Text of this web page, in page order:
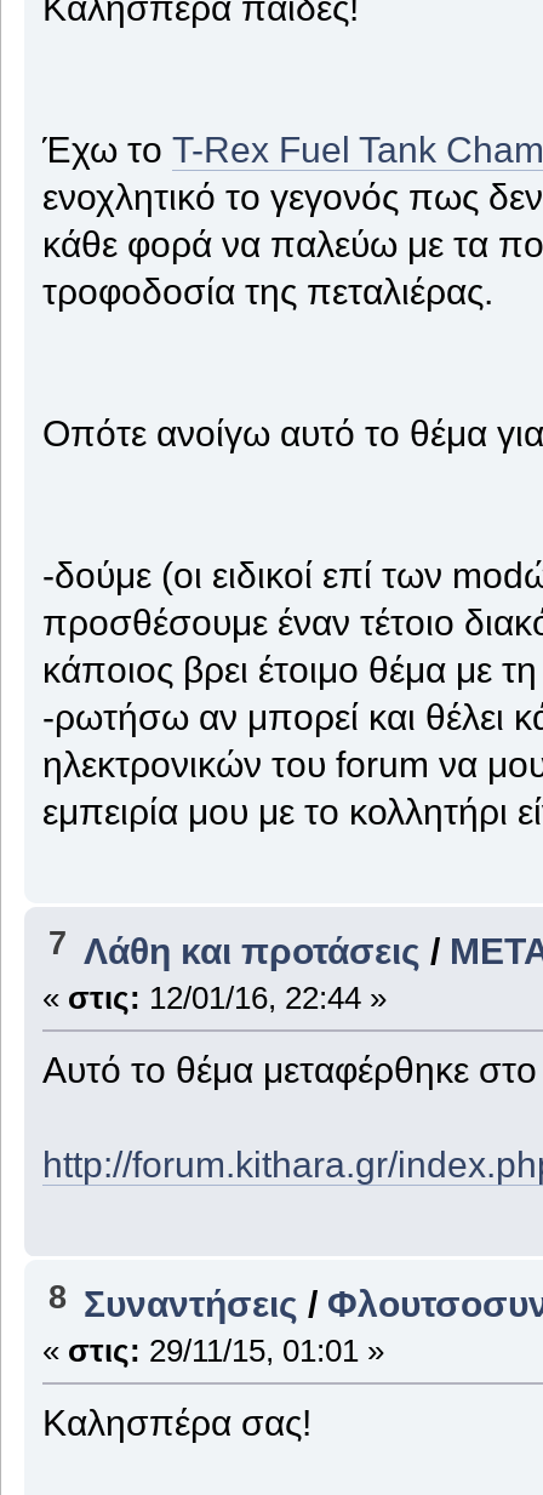
Έχω το T-Rex Fuel Tank
ενοχλητικό το γεγονός πως
κάθε φορά να παλεύω με τα
τροφοδοσία της πεταλιέρας.
Οπότε ανοίγω αυτό το θέμα
-δούμε (οι ειδικοί επί των
προσθέσουμε έναν τέτοιο
κάποιος βρει έτοιμο θέμα με
-ρωτήσω αν μπορεί και θέλει
ηλεκτρονικών του forum να
εμπειρία μου με το κολλητήρι
7 Λάθη και προτάσεις /
« στις: 12/01/16, 22:44 »
Αυτό το θέμα μεταφέρθηκε
http://forum.kithara.gr/
8 Συναντήσεις /
« στις: 29/11/15, 01:01 »
Καλησπέρα σας!